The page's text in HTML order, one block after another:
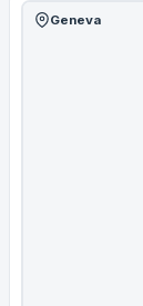
Geneva